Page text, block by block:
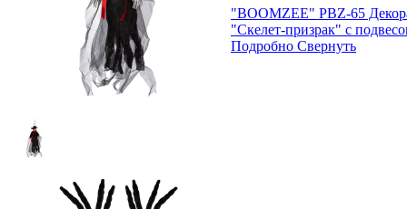
"BOOMZEE" PBZ-65
"Скелет-призрак" с
Подробно Свернуть